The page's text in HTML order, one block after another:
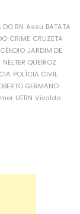
DO RN Assu BATATA
CRIME CRUZETA
JARDIM DE
NÉLTER QUEIROZ
POLÍCIA CIVIL
GERMANO
UFRN Vivaldo